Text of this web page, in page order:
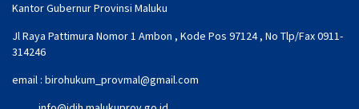
Kantor Gubernur Provinsi Maluku
Jl Raya Pattimura Nomor 1 Ambon , Kode Pos 97124 , No Tlp/Fax 0911-
314246
email : birohukum_provmal@gmail.com